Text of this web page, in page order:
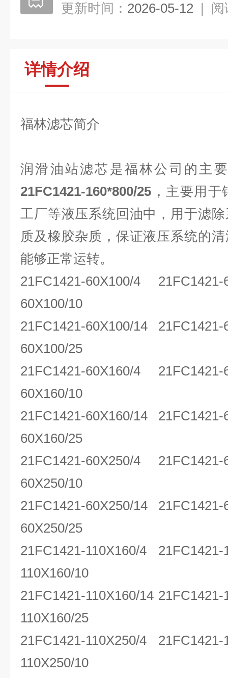
更新时间： 2026-05-12 | 阅
详情介绍
福林滤芯简介
润滑油站滤芯是福林公司的主
21FC1421-160*800/25 ，主要用
工厂等液压系统回油中，用于滤
质及橡胶杂质，保证液压系统的
能够正常运转。
21FC1421-60X100/4
60X100/10
21FC1421-60X100/14
60X100/25
21FC1421-60X160/4
60X160/10
21FC1421-60X160/14
60X160/25
21FC1421-60X250/4
60X250/10
21FC1421-60X250/14
60X250/25
21FC1421-110X160/4
110X160/10
21FC1421-110X160/14
110X160/25
21FC1421-110X250/4
110X250/10